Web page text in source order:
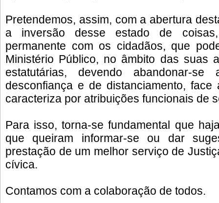
Pretendemos, assim, com a abertura
a inversão desse estado de
permanente com os cidadãos, que
Ministério Público, no âmbito das suas
estatutárias, devendo abandonar-
desconfiança e de distanciamento,
caracteriza por atribuições funcionais de
Para isso, torna-se fundamental que
que queiram informar-se ou dar
prestação de um melhor serviço de
cívica.
Contamos com a colaboração de todos.